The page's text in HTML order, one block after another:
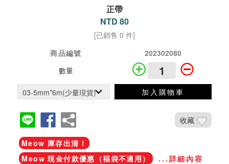
正帶
NTD 80
[已銷售 0 件]
商品編號
202302080
數量
加入購物車
收藏
Meow 庫存出清！
Meow 現金付款優惠（福袋不適用）
...詳細內容